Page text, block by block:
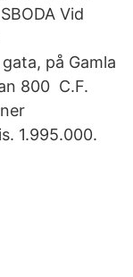
Vid
på Gamla
800 C.F.
1.995.000.